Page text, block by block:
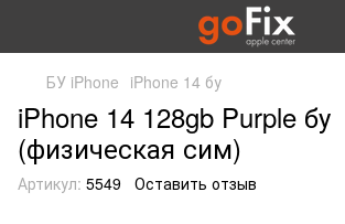
БУ iPhone iPhone 14 бу
iPhone 14 128gb Purple бу
(физическая сим)
Артикул: 5549 Оставить отзыв